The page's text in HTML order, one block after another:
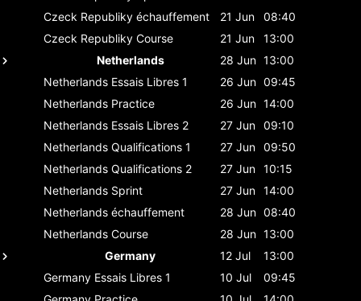
Czeck Republiky échauffement 21 Jun
08:40
Czeck Republiky Course 21 Jun
13:00
Netherlands
28 Jun 13:00
Netherlands Essais Libres 1 26 Jun 09:45
Netherlands Practice 26 Jun 14:00
Netherlands Essais Libres 2 27 Jun 09:10
Netherlands Qualifications 1 27 Jun 09:50
Netherlands Qualifications 2 27 Jun 10:15
Netherlands Sprint 27 Jun 14:00
Netherlands échauffement 28 Jun 08:40
Netherlands Course 28 Jun 13:00
Germany
12 Jul
13:00
Germany Essais Libres 1 10 Jul
09:45